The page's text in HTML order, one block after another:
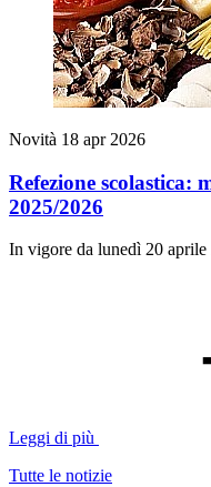
Novità 18 apr 2026
Refezione scolastica:
2025/2026
In vigore da lunedì 20 aprile
Leggi di più
Tutte le notizie